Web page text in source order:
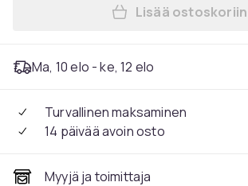
Lisää
Lisää ostoskoriin
Ma, 10 elo - ke, 12 elo
Turvallinen maksaminen
14 päivää avoin osto
Myyjä ja toimittaja